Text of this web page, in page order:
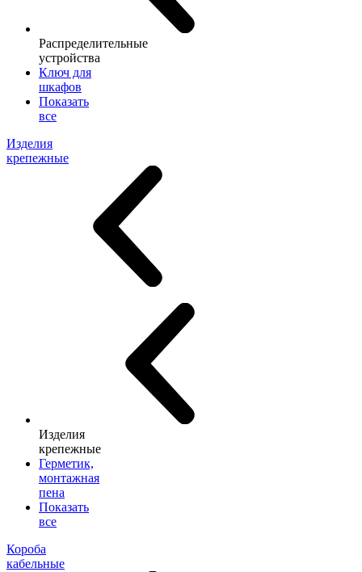
Распределительные
устройства
Ключ для
шкафов
Показать
все
Изделия
крепежные
Изделия
крепежные
Герметик,
монтажная
пена
Показать
все
Короба
кабельные